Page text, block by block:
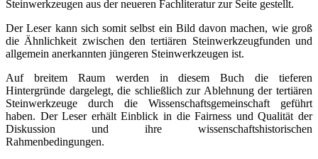
Steinwerkzeugen aus der neueren Fachliteratur zur Seite gestellt.
Der Leser kann sich somit selbst ein Bild davon machen, wie groß
die Ähnlichkeit zwischen den tertiären Steinwerkzeugfunden und
allgemein anerkannten jüngeren Steinwerkzeugen ist.
Auf breitem Raum werden in diesem Buch die tieferen
Hintergründe dargelegt, die schließlich zur Ablehnung der tertiären
Steinwerkzeuge durch die Wissenschaftsgemeinschaft geführt
haben. Der Leser erhält Einblick in die Fairness und Qualität der
Diskussion und ihre wissenschaftshistorischen
Rahmenbedingungen.